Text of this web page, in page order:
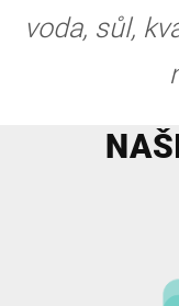
voda, sůl,